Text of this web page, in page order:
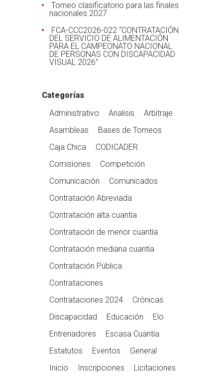
Torneo clasificatorio para las finales
nacionales 2027
FCA-CCC2026-022 “CONTRATACIÓN
DEL SERVICIO DE ALIMENTACIÓN
PARA EL CAMPEONATO NACIONAL
DE PERSONAS CON DISCAPACIDAD
VISUAL 2026”
Categorías
Administrativo
Analisis
Arbitraje
Asambleas
Bases de Torneos
Caja Chica
CODICADER
Comisiones
Competición
Comunicación
Comunicados
Contratación Abreviada
Contratación alta cuantía
Contratación de menor cuantía
Contratación mediana cuantía
Contratación Pública
Contrataciones
Contrataciones 2024
Crónicas
Discapacidad
Educación
Elo
Entrenadores
Escasa Cuantía
Estatutos
Eventos
General
Inicio
Inscripciones
Licitaciones